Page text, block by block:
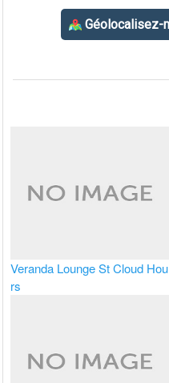
Veranda Lounge St Cloud Hou
rs